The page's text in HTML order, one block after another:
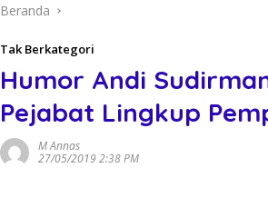
Beranda
Tak Berkategori
Humor Andi
Pejabat Lingkup
M Annas
27/05/2019 2:38 PM